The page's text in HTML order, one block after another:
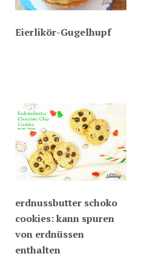
Eierlikör-Gugelhupf
erdnussbutter schoko
cookies: kann spuren
von erdnüssen
enthalten